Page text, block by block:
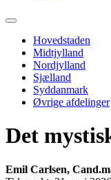
Primary
Hovedstaden
Midtjylland
Nordjylland
Sjælland
Syddanmark
Øvrige afdelinger
Det
Emil Carlsen,